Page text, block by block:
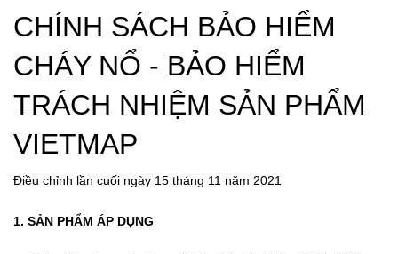
CHÍNH SÁCH BẢO HIỂM
CHÁY NỔ - BẢO HIỂM
TRÁCH NHIỆM SẢN PHẨM
VIETMAP
Điều chỉnh lần cuối ngày 15 tháng 11 năm 2021
1. SẢN PHẨM ÁP DỤNG